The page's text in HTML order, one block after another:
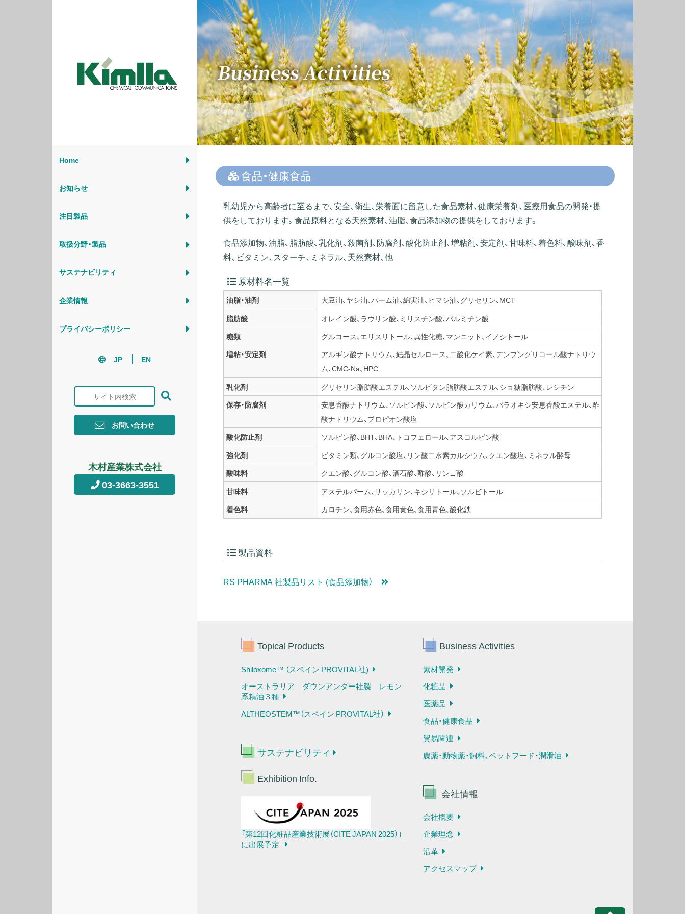
Home
お知らせ
注目製品
取扱分野・製品
サステナビリティ
企業情報
プライバシーポリシー
JP EN

お問い合わせ
木村産業株式会社
03-3663-3551
食品・健康食品
乳幼児から高齢者に至るまで、安全、衛生、栄養面に留意した食品素材、健康栄養剤、医療用食品の開発・提
供をしております。食品原料となる天然素材、油脂、食品添加物の提供をしております。
食品添加物、油脂、脂肪酸、乳化剤、殺菌剤、防腐剤、酸化防止剤、増粘剤、安定剤、甘味料、着色料、酸味剤、香
料、ビタミン、スターチ、ミネラル、天然素材、他
原材料名一覧
油脂・油剤
大豆油、ヤシ油、パーム油、綿実油、ヒマシ油、グリセリン、MCT
脂肪酸
オレイン酸、ラウリン酸、ミリスチン酸、パルミチン酸
糖類
グルコース、エリスリトール、異性化糖、マンニット、イノシトール
増粘・安定剤
アルギン酸ナトリウム、結晶セルロース、二酸化ケイ素、デンプングリコール酸ナトリウ
ム、CMC-Na、HPC
乳化剤
グリセリン脂肪酸エステル、ソルビタン脂肪酸エステル、ショ糖脂肪酸、レシチン
保存・防腐剤
安息香酸ナトリウム、ソルビン酸、ソルビン酸カリウム、パラオキシ安息香酸エステル、酢
酸ナトリウム、プロピオン酸塩
酸化防止剤
ソルビン酸、BHT、BHA、トコフェロール、アスコルビン酸
強化剤
ビタミン類、グルコン酸塩、リン酸二水素カルシウム、クエン酸塩、ミネラル酵母
酸味料
クエン酸、グルコン酸、酒石酸、酢酸、リンゴ酸
甘味料
アステルパーム、サッカリン、キシリトール、ソルビトール
着色料
カロチン、食用赤色、食用黄色、食用青色、酸化鉄
製品資料
RS PHARMA 社製品リスト (食品添加物）
Topical Products
Shiloxome™ （スペイン PROVITAL社)
オーストラリア ダウンアンダー社製 レモン
系精油３種
ALTHEOSTEM™（スペイン PROVITAL社）
サステナビリティ
Exhibition Info.
「第12回化粧品産業技術展（CITE JAPAN 2025）」
に出展予定
Business Activities
素材開発
化粧品
医薬品
食品・健康食品
貿易関連
農薬・動物薬・飼料、ペットフード・潤滑油
会社情報
会社概要
企業理念
沿革
アクセスマップ